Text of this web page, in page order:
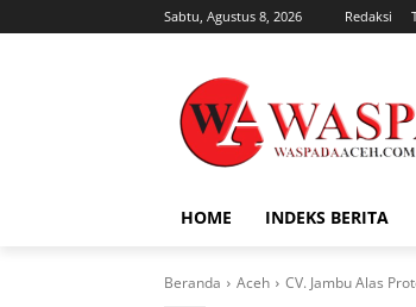
Sabtu, Agustus 8, 2026 Redaksi
HOME INDEKS BERITA
Beranda Aceh CV. Jambu Alas